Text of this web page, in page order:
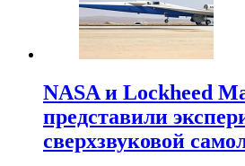
NASA и Lockheed
представили
сверхзвуковой